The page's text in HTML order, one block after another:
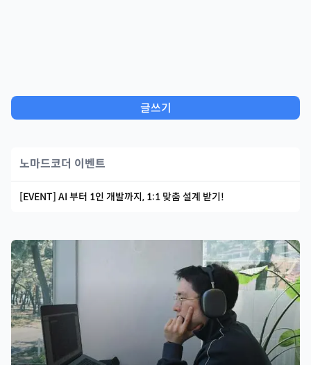
글쓰기
노마드코더 이벤트
[EVENT] AI 부터 1인 개발까지, 1:1 맞춤 설계 받기!